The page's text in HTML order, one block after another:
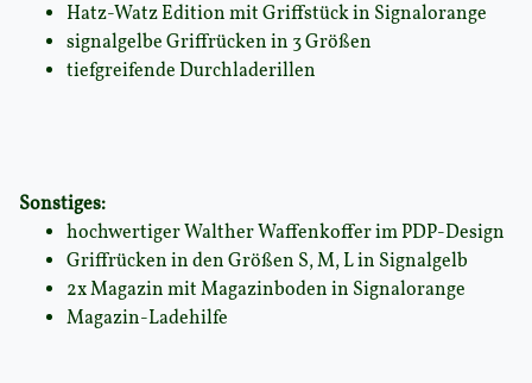
Hatz-Watz Edition mit Griffstück in Signalorange
signalgelbe Griffrücken in 3 Größen
tiefgreifende Durchladerillen
Sonstiges:
hochwertiger Walther Waffenkoffer im PDP-Design
Griffrücken in den Größen S, M, L in Signalgelb
2x Magazin mit Magazinboden in Signalorange
Magazin-Ladehilfe